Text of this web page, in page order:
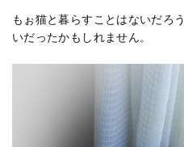
もぉ猫と暮らすことはないだろ
いだったかもしれません。